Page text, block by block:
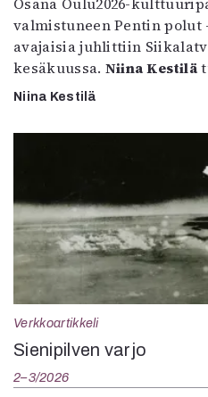
valmistuneen Pentin
avajaisia juhlittiin
kesäkuussa. Niina Kestilä
Niina Kestilä
Verkkoartikkeli
Sienipilven varjo
2–3/2026